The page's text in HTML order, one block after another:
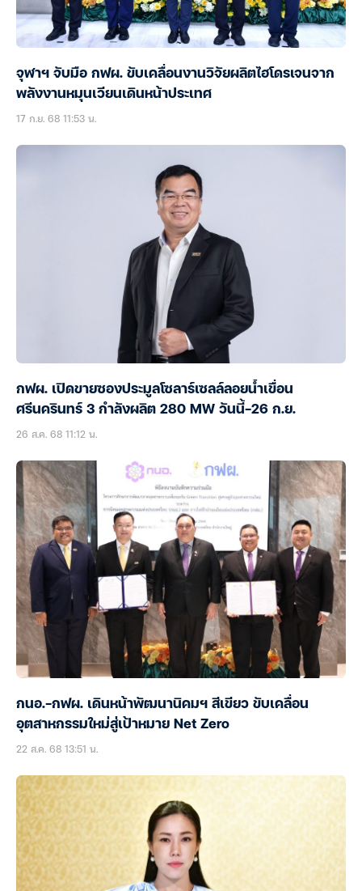
จุฬาฯ จับมือ กฟผ. ขับเคลื่อนงานวิจัยผลิตไฮโดรเจนจาก
พลังงานหมุนเวียนเดินหน้าประเทศ
17 ก.ย. 68 11:53 น.
กฟผ. เปิดขายซองประมูลโซลาร์เซลล์ลอยน้ำเขื่อน
ศรีนครินทร์ 3 กำลังผลิต 280 MW วันนี้-26 ก.ย.
26 ส.ค. 68 11:12 น.
กนอ.-กฟผ. เดินหน้าพัฒนานิคมฯ สีเขียว ขับเคลื่อน
อุตสาหกรรมใหม่สู่เป้าหมาย Net Zero
22 ส.ค. 68 13:51 น.